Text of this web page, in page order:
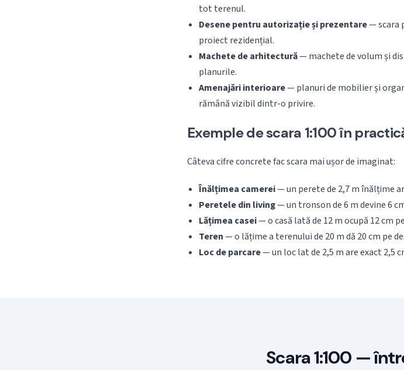
tot terenul.
Desene pentru autorizație și prezentare— scara
proiect rezidențial.
Machete de arhitectură— machete de volum și
planurile.
Amenajări interioare— planuri de mobilier și
rămână vizibil dintr-o privire.
Exemple de scara 1:100 în
Câteva cifre concrete fac scara mai ușor de imaginat:
Înălțimea camerei— un perete de 2,7 m înălțime
Peretele din living— un tronson de 6 m devine 6
Lățimea casei— o casă lată de 12 m ocupă 12 cm
Teren— o lățime a terenului de 20 m dă 20 cm pe
Loc de parcare— un loc lat de 2,5 m are exact 2,5
Scara 1:100 —